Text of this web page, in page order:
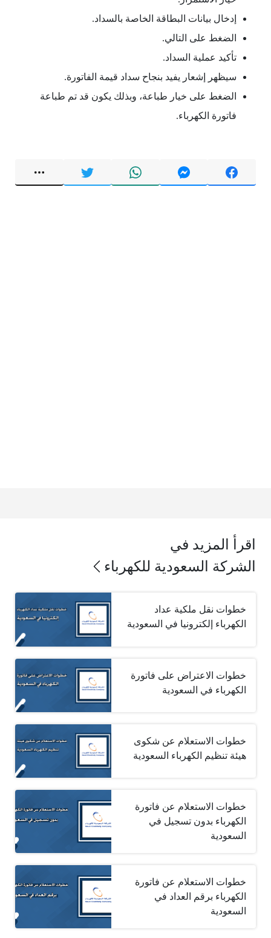
إدخال بيانات البطاقة الخاصة بالسداد.
الضغط على التالي.
تأكيد عملية السداد.
سيظهر إشعار يفيد بنجاح سداد قيمة الفاتورة.
الضغط على خيار طباعة، وبذلك يكون قد تم طباعة
فاتورة الكهرباء.
اقرأ المزيد في
الشركة السعودية للكهرباء
خطوات نقل ملكية عداد
الكهرباء إلكترونيا في السعودية
خطوات الاعتراض على فاتورة
الكهرباء في السعودية
خطوات الاستعلام عن شكوى
هيئة تنظيم الكهرباء السعودية
خطوات الاستعلام عن فاتورة
الكهرباء بدون تسجيل في
السعودية
خطوات الاستعلام عن فاتورة
الكهرباء برقم العداد في
السعودية